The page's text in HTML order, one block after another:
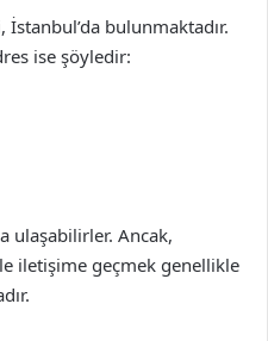
bulunmaktadır.
ise şöyledir:
ulaşabilirler. Ancak,
iletişime geçmek genellikle